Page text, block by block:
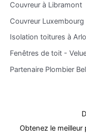
Couvreur à Libramont
Couvreur Luxembourg
Isolation toitures à
Fenêtres de toit -
Partenaire Plombier
Obtenez le